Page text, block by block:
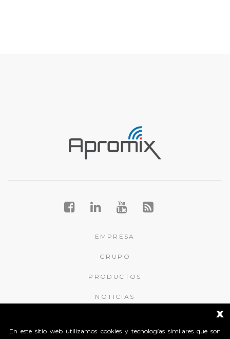
EMPRESA
GRUPO
PRODUCTOS
NOTICIAS
x
En este sitio web utilizamos cookies y tecnologías similares que son